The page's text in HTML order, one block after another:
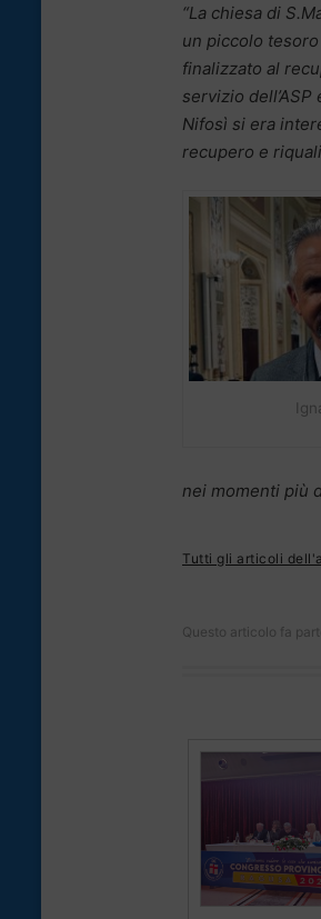
“La chiesa di
un piccolo
finalizzato al
servizio
Nifosì si era
recupero e
nei momenti più
Tutti gli articoli
Questo articolo fa